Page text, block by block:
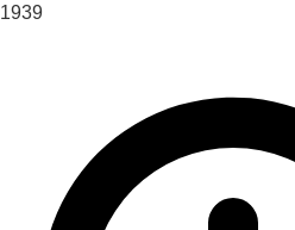
1939